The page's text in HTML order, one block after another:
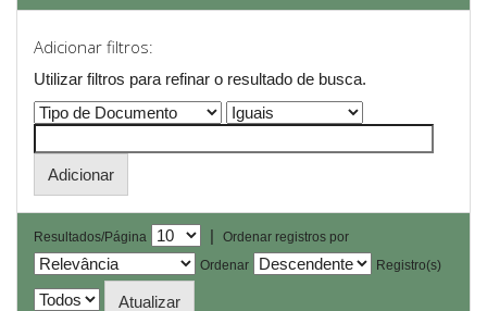
Adicionar filtros:
Utilizar filtros para refinar o resultado de busca.
Resultados/Página |
Ordenar registros por
Ordenar
Registro(s)